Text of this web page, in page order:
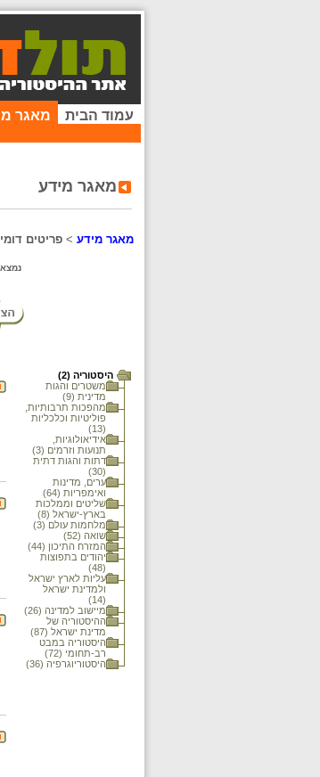
עמוד הבית מאגר
מאגר מידע
מאגר מידע > פריטים
היסטוריה (2)
משטרים והגות
מדינית (9)
מהפכות תרבותיות,
פוליטיות וכלכליות
(13)
אידיאולוגיות,
תנועות וזרמים (3)
דתות והגות דתית
(30)
ערים, מדינות
ואימפריות (64)
שליטים וממלכות
בארץ-ישראל (8)
מלחמות עולם (3)
שואה (52)
המזרח התיכון (44)
יהודים בתפוצות
(48)
עליות לארץ ישראל
ולמדינת ישראל
(14)
מיישוב למדינה (26)
ההיסטוריה של
מדינת ישראל (87)
היסטוריה במבט
רב-תחומי (72)
היסטוריוגרפיה (36)